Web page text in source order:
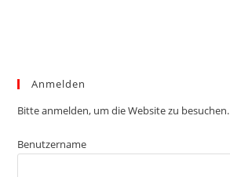
Anmelden
Bitte anmelden, um die Website zu besuchen.
Benutzername